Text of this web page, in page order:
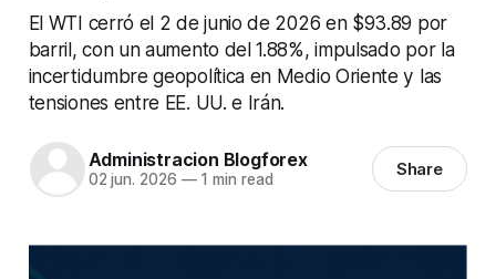
El WTI cerró el 2 de junio de 2026 en $93.89 por
barril, con un aumento del 1.88%, impulsado por la
incertidumbre geopolítica en Medio Oriente y las
tensiones entre EE. UU. e Irán.
Administracion Blogforex
02 jun. 2026 —1 min read Share